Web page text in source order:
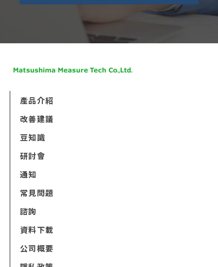
產品介紹
改善建議
豆知識
研討會
通知
常見問題
諮詢
資料下載
公司概要